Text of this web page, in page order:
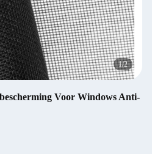
1/2
Voor Windows Anti-